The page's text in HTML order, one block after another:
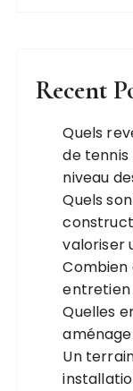
Recent
Quels
de
niveau
Quels
valoriser
Combien
entretien
Quelles
Un